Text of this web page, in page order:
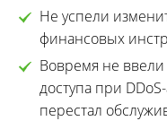
Не успели
финансовых
Вовремя не
доступа при
перестал